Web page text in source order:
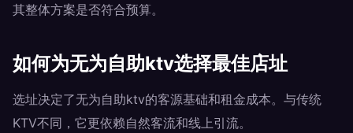
其整体方案是否符合预算。
如何为无为自助ktv选择最佳店址
选址决定了无为自助ktv的客源基础和租金成本。与传统
KTV不同，它更依赖自然客流和线上引流。